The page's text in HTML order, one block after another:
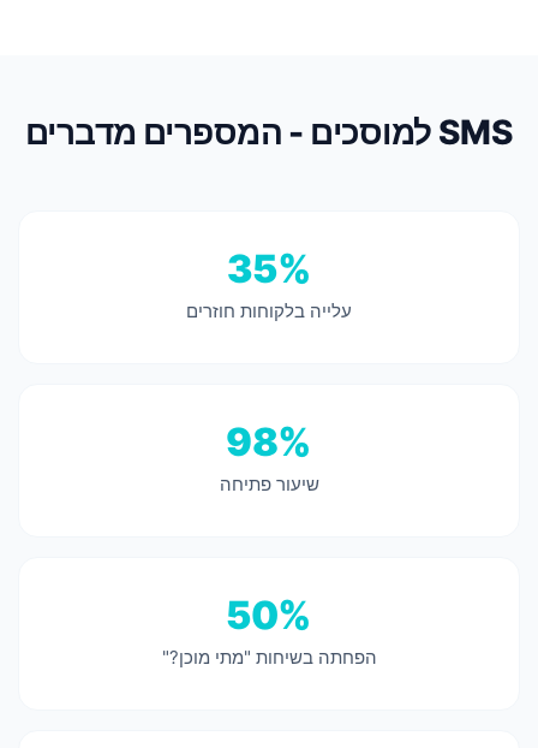
SMS למוסכים - המספרים מדברים
35%
עלייה בלקוחות חוזרים
98%
שיעור פתיחה
50%
הפחתה בשיחות "מתי מוכן?"